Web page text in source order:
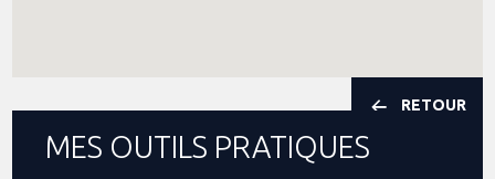
RETOUR
MES OUTILS PRATIQUES